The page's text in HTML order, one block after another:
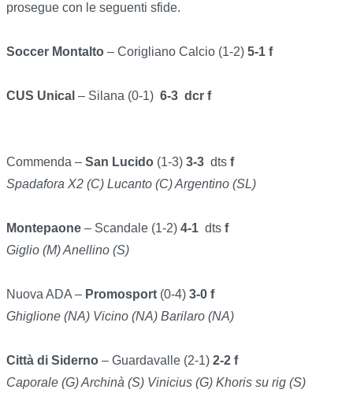
prosegue con le seguenti sfide.
Soccer Montalto – Corigliano Calcio (1-2) 5-1 f
CUS Unical – Silana (0-1) 6-3 dcr f
Commenda – San Lucido (1-3) 3-3 dts f
Spadafora X2 (C) Lucanto (C) Argentino (SL)
Montepaone – Scandale (1-2) 4-1 dts f
Giglio (M) Anellino (S)
Nuova ADA – Promosport (0-4) 3-0 f
Ghiglione (NA) Vicino (NA) Barilaro (NA)
Città di Siderno – Guardavalle (2-1) 2-2 f
Caporale (G) Archinà (S) Vinicius (G) Khoris su rig (S)